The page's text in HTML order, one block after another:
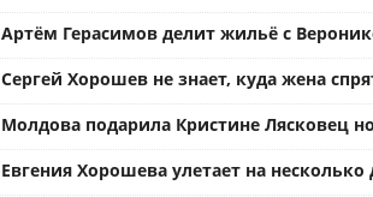
Артём Герасимов делит жильё с
Сергей Хорошев не знает, куда жена
Молдова подарила Кристине Лясковец
Евгения Хорошева улетает на